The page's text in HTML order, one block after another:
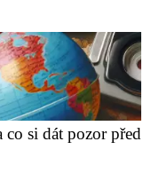
si dát pozor před